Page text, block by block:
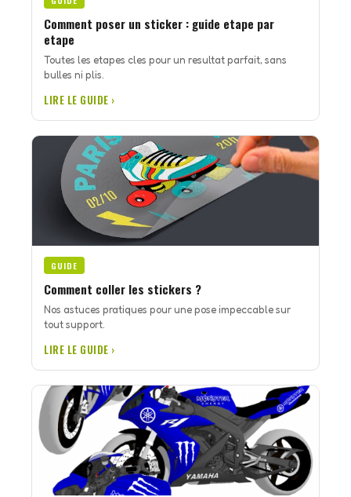
Comment poser un sticker : guide etape par
etape
Toutes les etapes cles pour un resultat parfait, sans
bulles ni plis.
LIRE LE GUIDE ›
GUIDE
Comment coller les stickers ?
Nos astuces pratiques pour une pose impeccable sur
tout support.
LIRE LE GUIDE ›